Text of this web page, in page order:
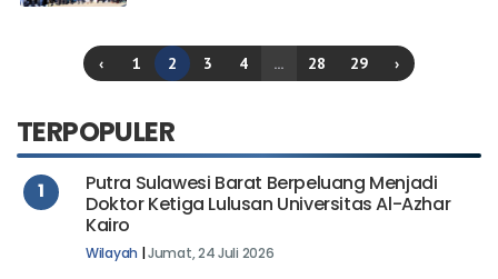
‹ 1 2 3 4 ... 28 29 ›
TERPOPULER
1
Putra Sulawesi Barat Berpeluang Menjadi
Doktor Ketiga Lulusan Universitas Al-Azhar
Kairo
Wilayah |Jumat, 24 Juli 2026